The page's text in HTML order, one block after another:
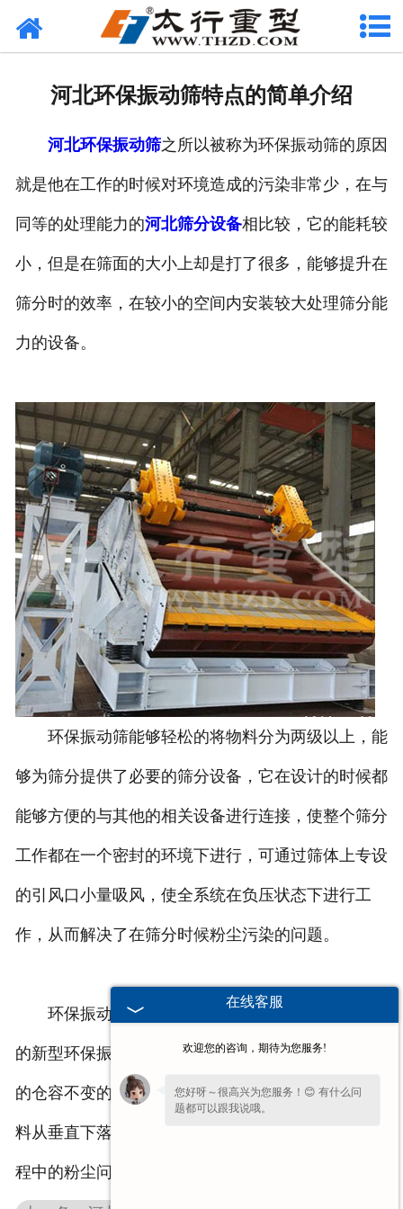
网站首页
联系我们
河北环保振动筛特点的简单介绍
河北环保振动筛之所以被称为环保振动筛的原因
就是他在工作的时候对环境造成的污染非常少，在与
同等的处理能力的河北筛分设备相比较，它的能耗较
小，但是在筛面的大小上却是打了很多，能够提升在
筛分时的效率，在较小的空间内安装较大处理筛分能
力的设备。
环保振动筛能够轻松的将物料分为两级以上，能
够为筛分提供了必要的筛分设备，它在设计的时候都
能够方便的与其他的相关设备进行连接，使整个筛分
工作都在一个密封的环境下进行，可通过筛体上专设
的引风口小量吸风，使全系统在负压状态下进行工
作，从而解决了在筛分时候粉尘污染的问题。
环保振动筛是在传统筛分设备的基础上进行设计
的新型环保振动筛分设备，它能够保证在不改变设备
的仓容不变的情况下大幅降低料仓高度，使筛分的物
料从垂直下落到斜坡下落，很好的解决了，在筛分过
程中的粉尘问题。
在线客服
欢迎您的咨询，期待为您服务!
您好呀～很高兴为您服务！😊 有什么问
题都可以跟我说哦。